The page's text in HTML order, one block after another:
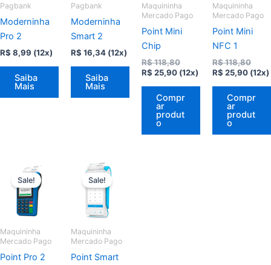
Pagbank
Moderninha
Pro 2
R$ 8,99 (12x)
Saiba
Mais
Pagbank
Moderninha
Smart 2
R$ 16,34 (12x)
Saiba
Mais
Maquininha
Mercado Pago
Point Mini
Chip
R$118,80O
preço
R$ 118,80.
R$ 25,90O
é:
R$ 25,90.
(12x)
Compr
ar
produt
o
Maquininha
Mercado Pago
Point Mini
NFC 1
R$118,80O
R$
R$ 25,90O
é:
R$
(12x)
Compr
ar
produt
o
Sale!
Maquininha
Mercado Pago
Point Pro 2
Sale!
Maquininha
Mercado Pago
Point Smart